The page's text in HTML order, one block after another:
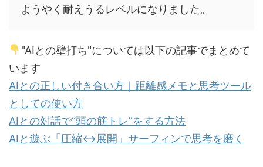
ようやく耐えうるレベルになりました。
"AIとの壁打ち"については以下の記事でまとめて
います
AIとの正しい付き合い方｜距離感メモと思考ツール
としての使い方
AIとの対話で“頭の筋トレ”をする方法
AIと遊ぶ「圧縮↔︎展開」サーフィンで思考を磨く